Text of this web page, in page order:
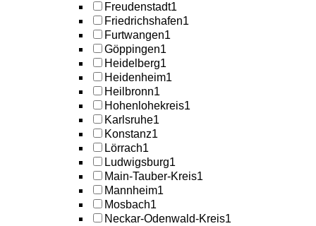
Freudenstadt1
Friedrichshafen1
Furtwangen1
Göppingen1
Heidelberg1
Heidenheim1
Heilbronn1
Hohenlohekreis1
Karlsruhe1
Konstanz1
Lörrach1
Ludwigsburg1
Main-Tauber-Kreis1
Mannheim1
Mosbach1
Neckar-Odenwald-Kreis1